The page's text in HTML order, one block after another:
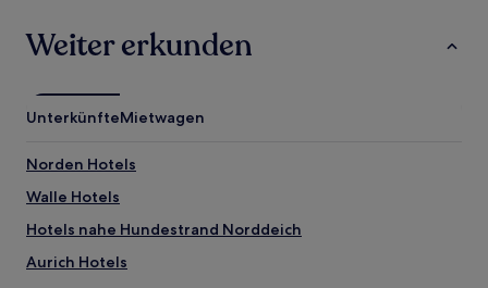
Weiter erkunden
UnterkünfteMietwagen
Norden Hotels
Walle Hotels
Hotels nahe Hundestrand Norddeich
Aurich Hotels